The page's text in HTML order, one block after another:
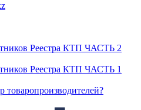
Реестра КТП ЧАСТЬ 2
Реестра КТП ЧАСТЬ 1
товаропроизводителей?